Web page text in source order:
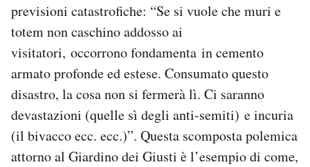
previsioni catastrofiche: “Se si vuole che muri e
totem non caschino addosso ai
visitatori, occorrono fondamenta in cemento
armato profonde ed estese. Consumato questo
disastro, la cosa non si fermerà lì. Ci saranno
devastazioni (quelle sì degli anti-semiti) e incuria
(il bivacco ecc. ecc.)”. Questa scomposta polemica
attorno al Giardino dei Giusti è l’esempio di come,